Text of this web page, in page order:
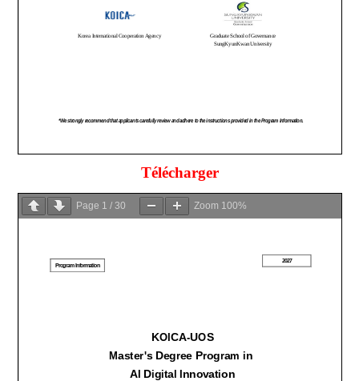
Télécharger
Page 1 /30 Zoom 100%